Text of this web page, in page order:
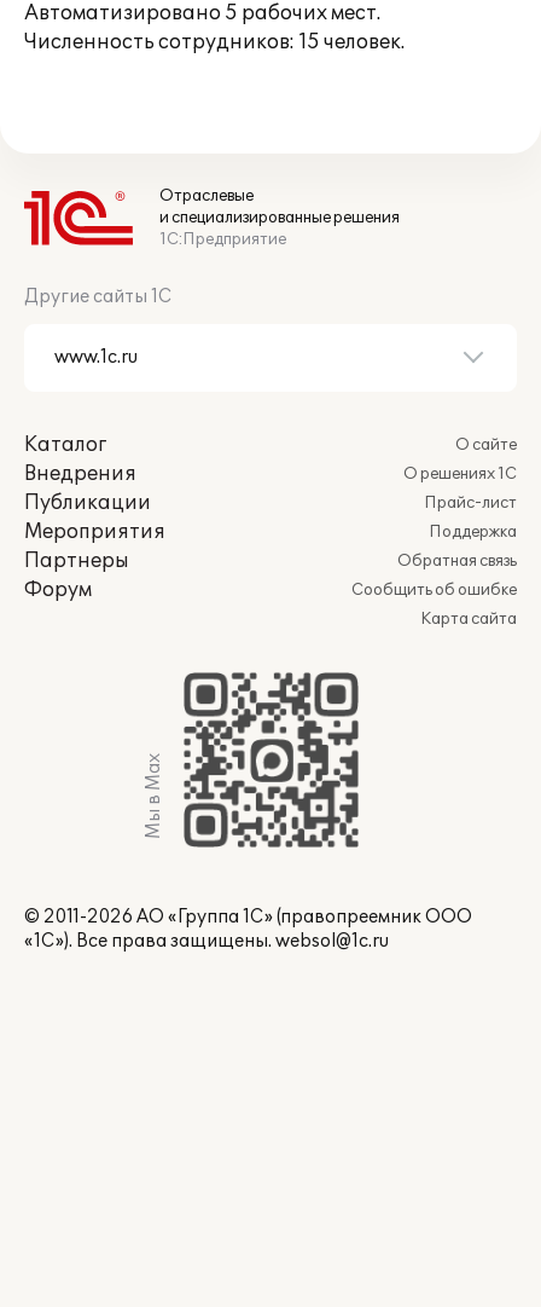
Автоматизировано 5 рабочих мест.
Численность сотрудников: 15 человек.
Отраслевые
и специализированные решения
1С:Предприятие
Другие сайты 1С
Каталог
Внедрения
Публикации
Мероприятия
Партнеры
Форум
О сайте
О решениях 1С
Прайс-лист
Поддержка
Обратная связь
Сообщить об ошибке
Карта сайта
Мы в Max
© 2011-2026 АО «Группа 1С» (правопреемник ООО
«1С»). Все права защищены. websol@1c.ru